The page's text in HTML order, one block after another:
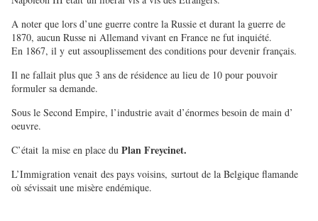
A noter que lors d’une guerre contre la Russie et durant la guerre de
1870, aucun Russe ni Allemand vivant en France ne fut inquiété.
En 1867, il y eut assouplissement des conditions pour devenir français.
Il ne fallait plus que 3 ans de résidence au lieu de 10 pour pouvoir
formuler sa demande.
Sous le Second Empire, l’industrie avait d’énormes besoin de main d’
oeuvre.
C’était la mise en place du Plan Freycinet.
L’Immigration venait des pays voisins, surtout de la Belgique flamande
où sévissait une misère endémique.